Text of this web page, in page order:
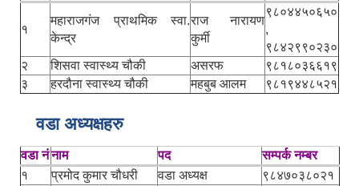
१
महाराजगंज प्राथमिक स्वा.
केन्द्र
राज नारायण
कुर्मी
९८०४४५०६५०
,
९८४२९९०२३०
२
शिसवा स्वास्थ्य चौकी असरफ
९८१८०३६६१९
३
हरदौना स्वास्थ्य चौकी महबुब आलम ९८१९४४८५२१
वडा अध्यक्षहरु
वडा नंनाम पद
सम्पर्क नम्बर
१
प्रमोद कुमार चौधरी वडा अध्यक्ष
९८४७०३८०२१